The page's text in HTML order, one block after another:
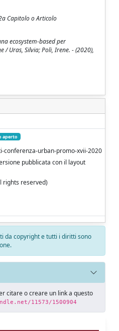
Capitolo o Articolo
ecosystem-based per
/ Uras, Silvia; Poli, Irene. - (2020),
aperto
conferenza-urban-promo-xvii-2020
pubblicata con il layout
rights reserved)
da copyright e tutti i diritti sono
citare o creare un link a questo
11573/1500904